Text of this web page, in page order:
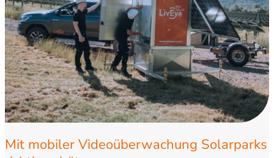
Mit mobiler Videoüberwachung Solarparks